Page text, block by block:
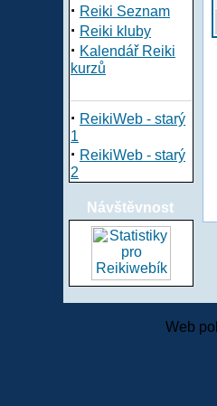
· Reiki Seznam
· Reiki kluby
· Kalendář Reiki
kurzů
· ReikiWeb - starý
1
· ReikiWeb - starý
2
Návštěvnost
Web